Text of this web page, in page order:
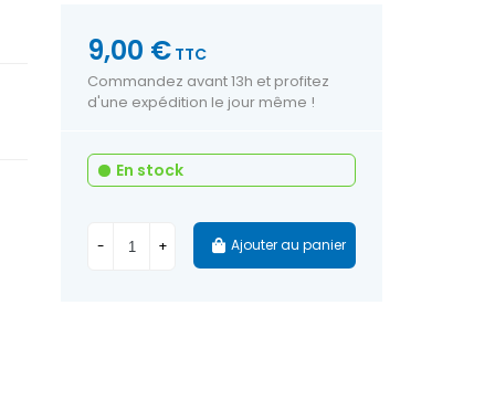
9,00 € TTC
Commandez avant 13h et profitez
d'une expédition le jour même !
En stock
- + Ajouter au panier